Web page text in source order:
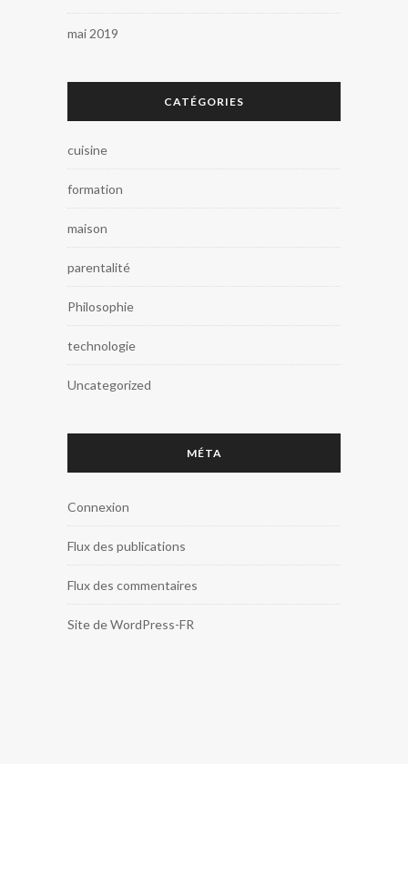
mai 2019
CATÉGORIES
cuisine
formation
maison
parentalité
Philosophie
technologie
Uncategorized
MÉTA
Connexion
Flux des publications
Flux des commentaires
Site de WordPress-FR